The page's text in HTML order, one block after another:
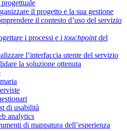
il progetto e la sua gestione
il contesto d’uso del servizio
i processi e i touchpointdel
l’interfaccia utente del servizio
la soluzione ottenuta
di usabilità
analytics
di mappatura dell’esperienza